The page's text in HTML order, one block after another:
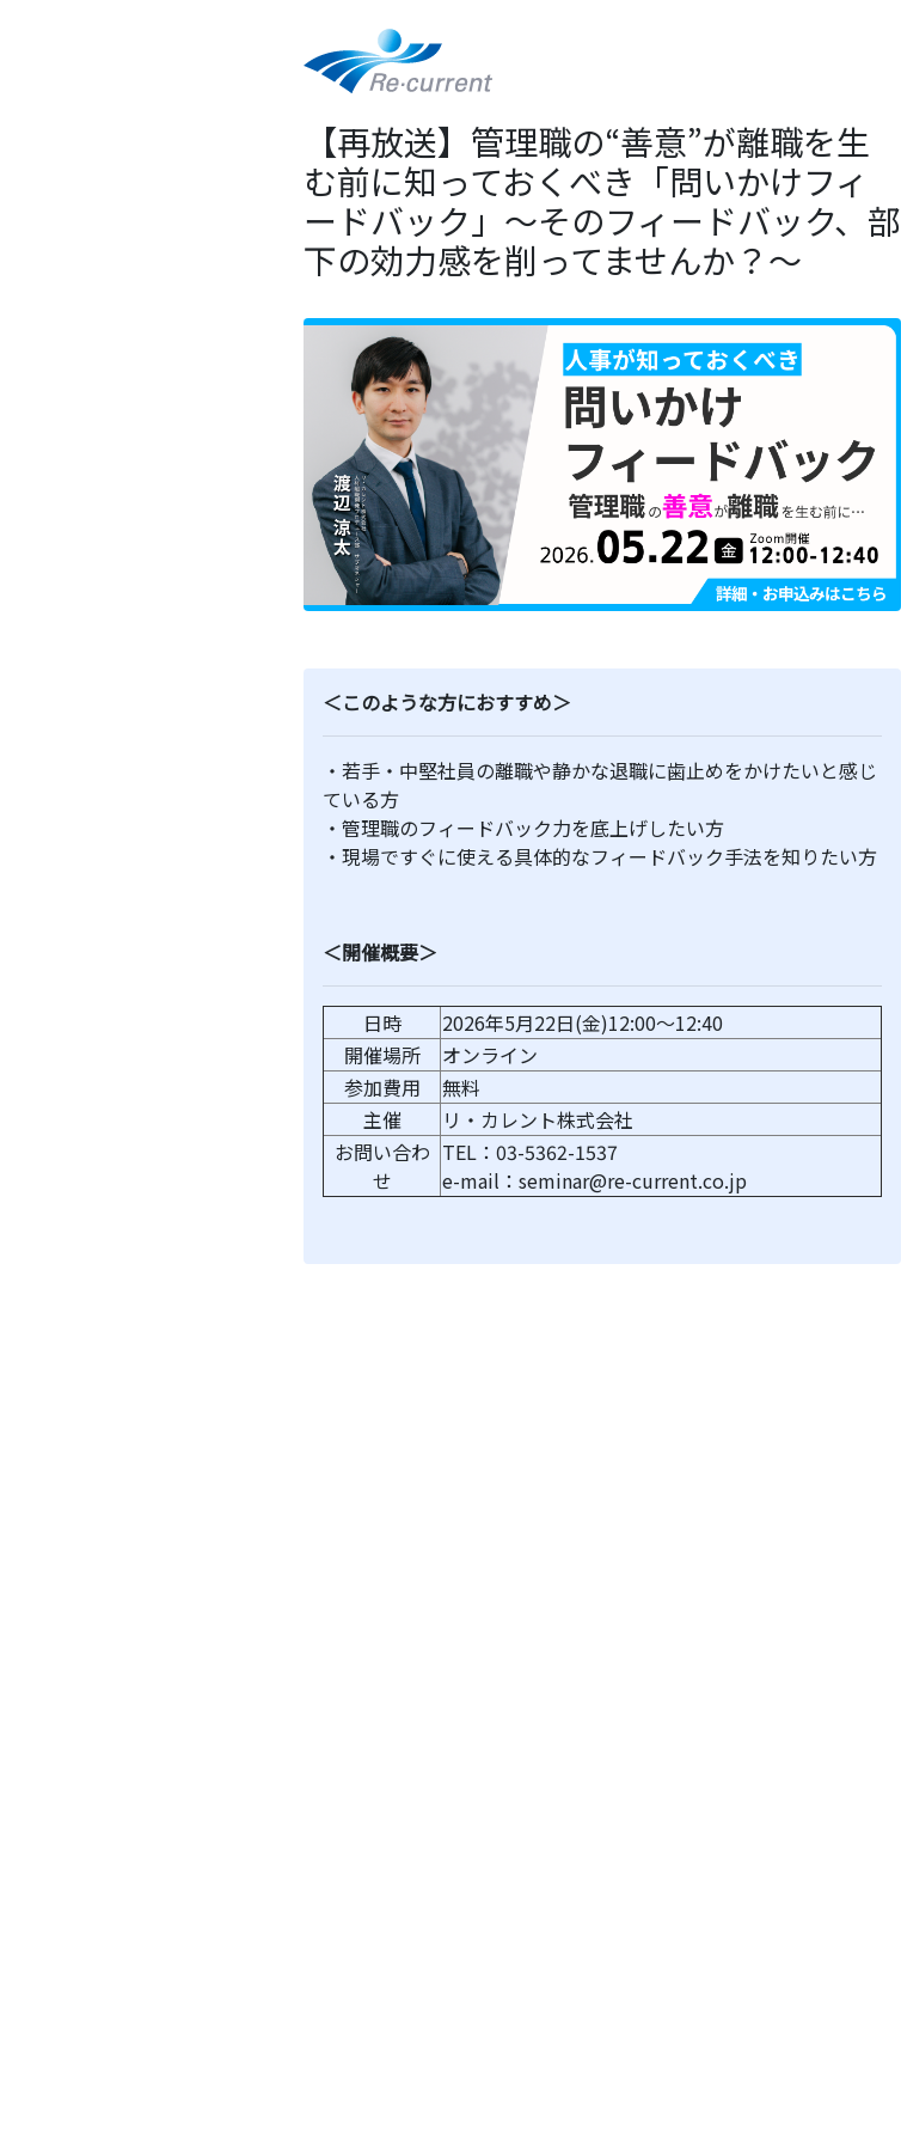
【再放送】管理職の“善意”が離職を生
む前に知っておくべき「問いかけフィ
ードバック」～そのフィードバック、部
下の効力感を削ってませんか？～
＜このような方におすすめ＞
・若手・中堅社員の離職や静かな退職に歯止めをかけたいと感じ
ている方
・管理職のフィードバック力を底上げしたい方
・現場ですぐに使える具体的なフィードバック手法を知りたい方
＜開催概要＞
日時
2026年5月22日(金)12:00～12:40
開催場所
オンライン
参加費用
無料
主催
リ・カレント株式会社
お問い合わ
せ
TEL：03-5362-1537
e-mail：seminar@re-current.co.jp